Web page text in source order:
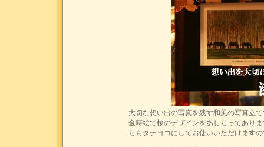
大切な想い出の写真を残す和風の写真立
金蒔絵で桜のデザインをあしらってあり
らもタテヨコにしてお使いいただけます